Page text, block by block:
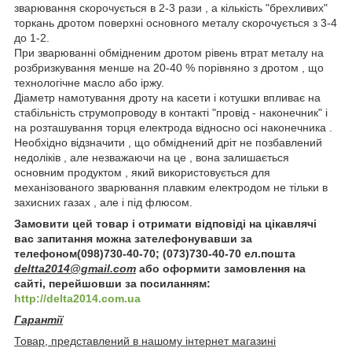
зварювання скорочується в 2-3 рази , а кількість "брехливих"
торкань дротом поверхні основного металу скорочується з 3-4
до 1-2.
При зварюванні обмідненим дротом рівень втрат металу на
розбризкування менше на 20-40 % порівняно з дротом , що
технологічне масло або іржу.
Діаметр намотування дроту на касети і котушки впливає на
стабільність струмопроводу в контакті "провід - наконечник" і
на розташування торця електрода відносно осі наконечника .
Необхідно відзначити , що обміднений дріт не позбавлений
недоліків , але незважаючи на це , вона залишається
основним продуктом , який використовується для
механізованого зварювання плавким електродом не тільки в
захисних газах , але і під флюсом.
Замовити цей товар і отримати відповіді на цікавлячі
вас запитання можна зателефонувавши за
телефоном(098)730-40-70; (073)730-40-70 ел.пошта
deltta2014@gmail.com або оформити замовлення на
сайті, перейшовши за посиланням:
http://delta2014.com.ua
Гарантії
Товар, представлений в нашому інтернет магазині